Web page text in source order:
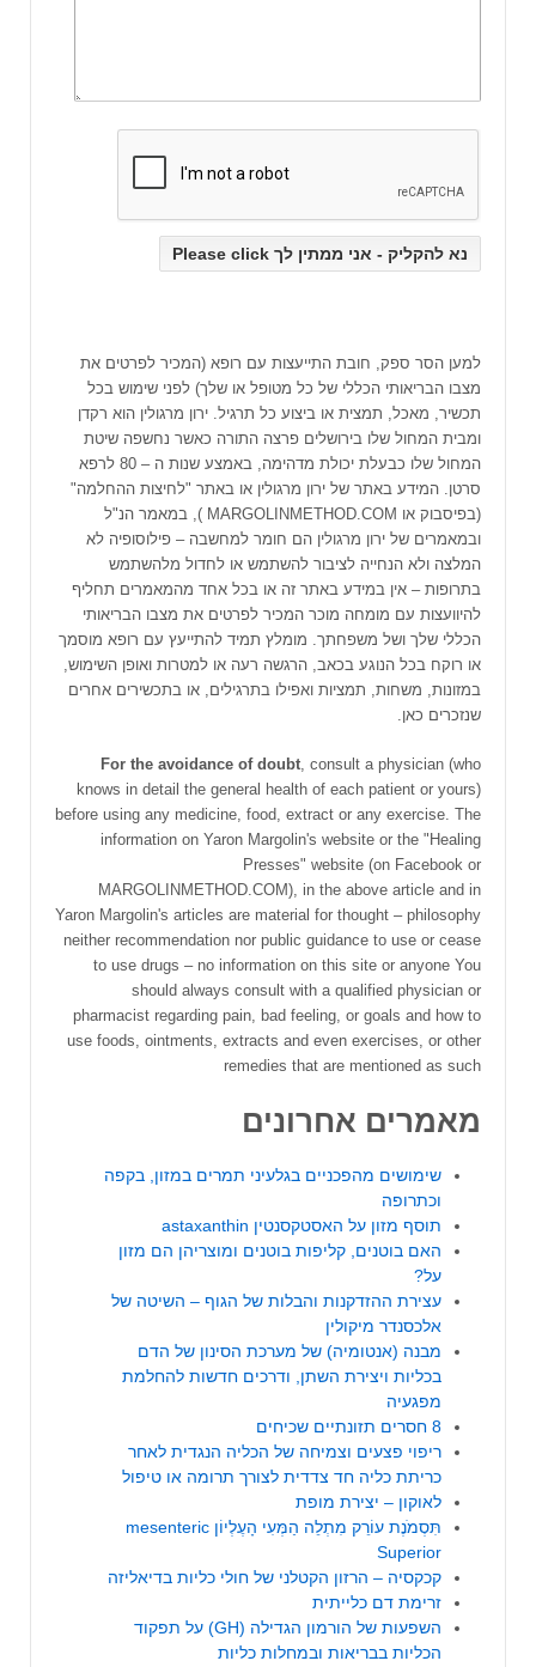
למען הסר ספק, חובת התייעצות עם רופא (המכיר לפרטים את
מצבו הבריאותי הכללי של כל מטופל או שלך) לפני שימוש בכל
תכשיר, מאכל, תמצית או ביצוע כל תרגיל. ירון מרגולין הוא רקדן
ומבית המחול שלו בירושלים פרצה התורה כאשר נחשפה שיטת
המחול שלו כבעלת יכולת מדהימה, באמצע שנות ה – 80 לרפא
סרטן. המידע באתר של ירון מרגולין או באתר "לחיצות ההחלמה"
(בפיסבוק או MARGOLINMETHOD.COM ), במאמר הנ"ל
ובמאמרים של ירון מרגולין הם חומר למחשבה – פילוסופיה לא
המלצה ולא הנחייה לציבור להשתמש או לחדול מלהשתמש
בתרופות – אין במידע באתר זה או בכל אחד מהמאמרים תחליף
להיוועצות עם מומחה מוכר המכיר לפרטים את מצבו הבריאותי
הכללי שלך ושל משפחתך. מומלץ תמיד להתייעץ עם רופא מוסמך
או רוקח בכל הנוגע בכאב, הרגשה רעה או למטרות ואופן השימוש,
במזונות, משחות, תמציות ואפילו בתרגילים, או בתכשירים אחרים
שנזכרים כאן.
For the avoidance of doubt, consult a physician (who
knows in detail the general health of each patient or yours)
before using any medicine, food, extract or any exercise. The
information on Yaron Margolin's website or the "Healing
Presses" website (on Facebook or
MARGOLINMETHOD.COM), in the above article and in
Yaron Margolin's articles are material for thought – philosophy
neither recommendation nor public guidance to use or cease
to use drugs – no information on this site or anyone You
should always consult with a qualified physician or
pharmacist regarding pain, bad feeling, or goals and how to
use foods, ointments, extracts and even exercises, or other
remedies that are mentioned as such
מאמרים אחרונים
שימושים מהפכניים בגלעיני תמרים במזון, בקפה
וכתרופה
תוסף מזון על האסטקסנטין astaxanthin
האם בוטנים, קליפות בוטנים ומוצריהן הם מזון
על?
עצירת ההזדקנות והבלות של הגוף – השיטה של
אלכסנדר מיקולין
מבנה (אנטומיה) של מערכת הסינון של הדם
בכליות ויצירת השתן, ודרכים חדשות להחלמת
מפגעיה
8 חסרים תזונתיים שכיחים
ריפוי פצעים וצמיחה של הכליה הנגדית לאחר
כריתת כליה חד צדדית לצורך תרומה או טיפול
לאוקון – יצירת מופת
תִּסְמֹנֶת עוֹרֵק מִתְלֵה הַמְּעִי הָעֶלְיוֹן mesenteric
Superior
קכקסיה – הרזון הקטלני של חולי כליות בדיאליזה
זרימת דם כלייתית
השפעות של הורמון הגדילה (GH) על תפקוד
הכליות בבריאות ובמחלות כליות